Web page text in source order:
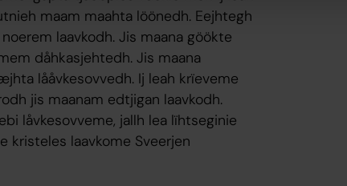
maam maahta löönedh. Eejhtegh
laavkodh. Jis maana göökte
dåhkasjehtedh. Jis maana
lååvkesovvedh. Ij leah krïeveme
jis maanam edtjigan laavkodh.
låvkesovveme, jallh lea lïhtseginie
kristeles laavkome Sveerjen